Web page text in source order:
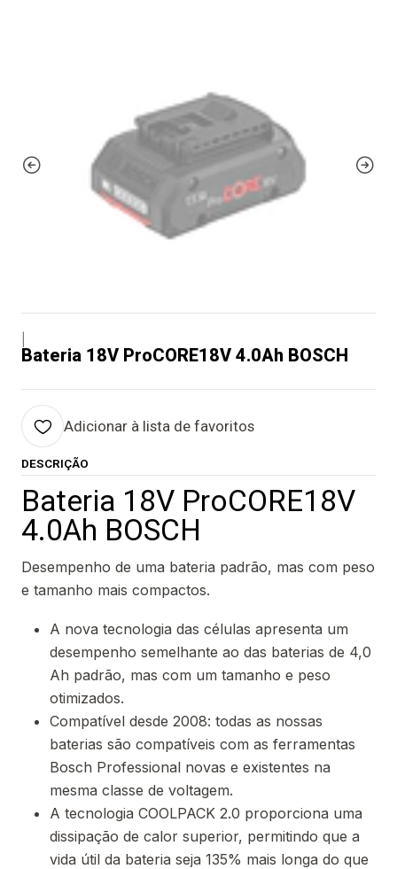
Bateria 18V ProCORE18V 4.0Ah BOSCH
Adicionar à lista de favoritos
DESCRIÇÃO
Bateria 18V ProCORE18V
4.0Ah BOSCH
Desempenho de uma bateria padrão, mas com peso
e tamanho mais compactos.
A nova tecnologia das células apresenta um
desempenho semelhante ao das baterias de 4,0
Ah padrão, mas com um tamanho e peso
otimizados.
Compatível desde 2008: todas as nossas
baterias são compatíveis com as ferramentas
Bosch Professional novas e existentes na
mesma classe de voltagem.
A tecnologia COOLPACK 2.0 proporciona uma
dissipação de calor superior, permitindo que a
vida útil da bateria seja 135% mais longa do que